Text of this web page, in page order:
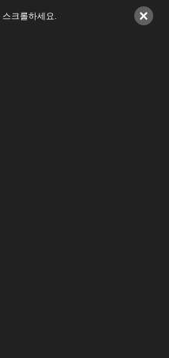
×
크롤하세요.